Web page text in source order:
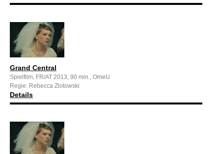
Grand Central
Spielfilm, FR/AT 2013, 90 min., OmeU
Regie: Rebecca Zlotowski
Details